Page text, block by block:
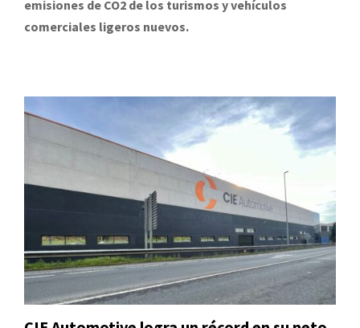
emisiones de CO2 de los turismos y vehículos
comerciales ligeros nuevos.